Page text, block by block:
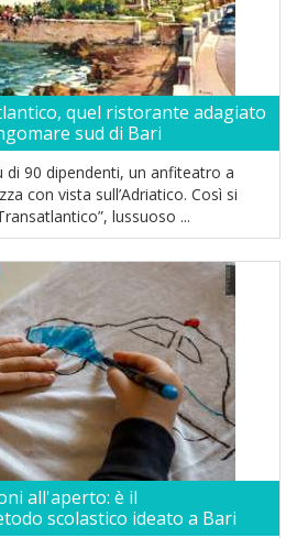
quel ristorante adagiato
sud di Bari
di 90 dipendenti, un anfiteatro a
con vista sull’Adriatico. Così si
lussuoso ...
all'aperto: è il
scolastico ideato a Bari